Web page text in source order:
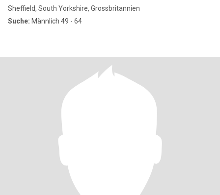
Sheffield, South Yorkshire, Grossbritannien
Suche: Männlich 49 - 64